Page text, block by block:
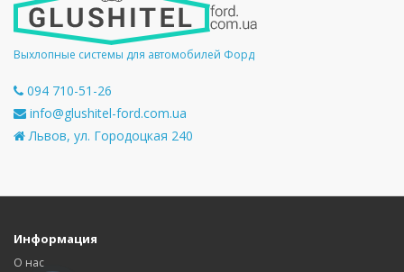
Выхлопные системы для автомобилей Форд
094 710-51-26
info@glushitel-ford.com.ua
Львов, ул. Городоцкая 240
Информация
О нас